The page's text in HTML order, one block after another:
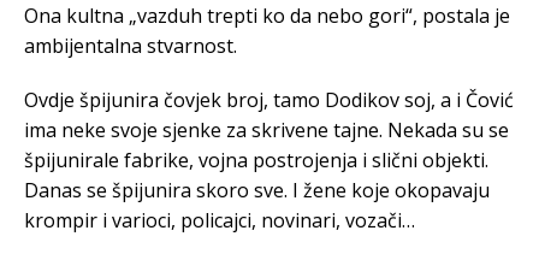
Ona kultna „vazduh trepti ko da nebo gori“, postala je
ambijentalna stvarnost.
Ovdje špijunira čovjek broj, tamo Dodikov soj, a i Čović
ima neke svoje sjenke za skrivene tajne. Nekada su se
špijunirale fabrike, vojna postrojenja i slični objekti.
Danas se špijunira skoro sve. I žene koje okopavaju
krompir i varioci, policajci, novinari, vozači…